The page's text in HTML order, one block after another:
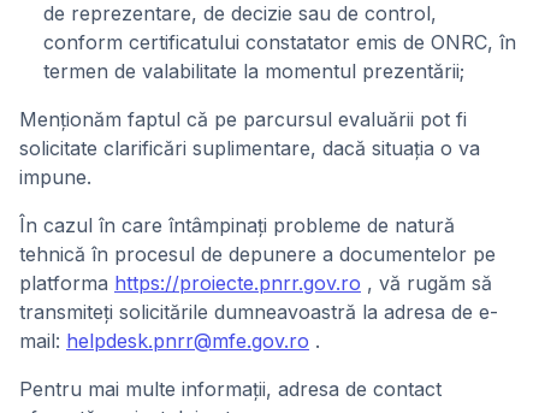
de reprezentare, de decizie sau de control,
conform certificatului constatator emis de ONRC, în
termen de valabilitate la momentul prezentării;
Menționăm faptul că pe parcursul evaluării pot fi
solicitate clarificări suplimentare, dacă situația o va
impune.
În cazul în care întâmpinați probleme de natură
tehnică în procesul de depunere a documentelor pe
platforma https://proiecte.pnrr.gov.ro , vă rugăm să
transmiteți solicitările dumneavoastră la adresa de e-
mail: helpdesk.pnrr@mfe.gov.ro .
Pentru mai multe informații, adresa de contact